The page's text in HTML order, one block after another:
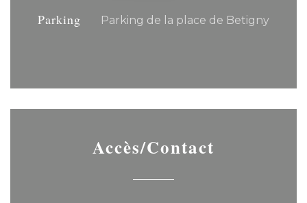
Parking Parking de la place de Betigny
Accès/Contact